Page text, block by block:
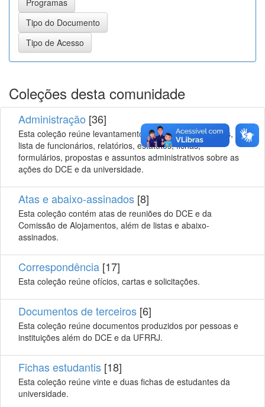
Coleções desta comunidade
Administração [36]
Esta coleção reúne levantamentos sobre os alojamentos,
lista de funcionários, relatórios, estatutos, fichas,
formulários, propostas e assuntos administrativos sobre as
ações do DCE e da universidade.
Atas e abaixo-assinados [8]
Esta coleção contém atas de reuniões do DCE e da
Comissão de Alojamentos, além de listas e abaixo-
assinados.
Correspondência [17]
Esta coleção reúne ofícios, cartas e solicitações.
Documentos de terceiros [6]
Esta coleção reúne documentos produzidos por pessoas e
instituições além do DCE e da UFRRJ.
Fichas estudantis [18]
Esta coleção reúne vinte e duas fichas de estudantes da
universidade.